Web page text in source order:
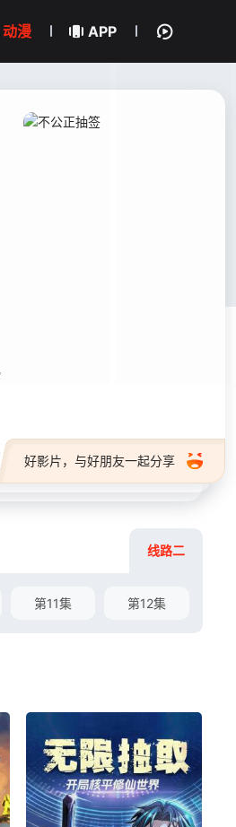
动漫 APP
好影片，与好朋友一起分享
线路二
第11集 第12集